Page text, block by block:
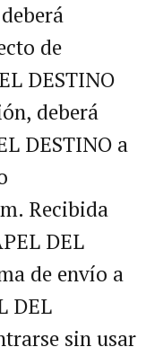
de
DESTINO
deberá
DESTINO a
Recibida
DEL
de envío a
DEL
sin usar